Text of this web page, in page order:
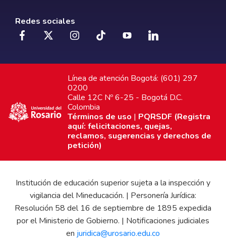
Redes sociales
Línea de atención Bogotá: (601) 297
0200
Calle 12C Nº 6-25 - Bogotá D.C.
Colombia
Términos de uso | PQRSDF (Registra
aquí: felicitaciones, quejas,
reclamos, sugerencias y derechos de
petición)
Institución de educación superior sujeta a la inspección y
vigilancia del Mineducación. | Personería Jurídica:
Resolución 58 del 16 de septiembre de 1895 expedida
por el Ministerio de Gobierno. | Notificaciones judiciales
en juridica@urosario.edu.co